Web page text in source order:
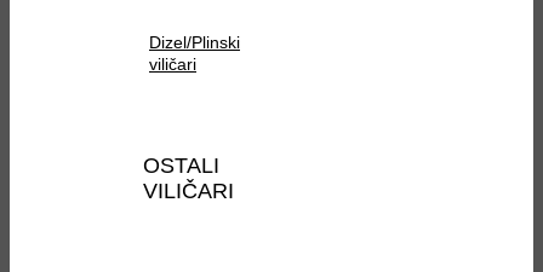
Dizel/Plinski
viličari
OSTALI
VILIČARI